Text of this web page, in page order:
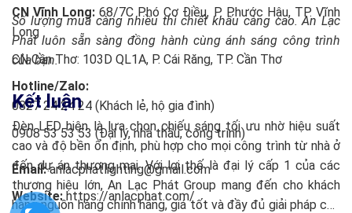
CN Vĩnh Long: 68/7C Phó Cơ Điều, P. Phước Hậu, TP. Vĩnh
Long
CN Cần Thơ: 103D QL1A, P. Cái Răng, TP. Cần Thơ
Hotline/Zalo:
0827 24 24 24 (Khách lẻ, hộ gia đình)
0908 53 53 53 (Đại lý, nhà thầu, công trình)
Email:anlacphatlighting@gmail.com
Website:https://anlacphat.com/
Số lượng mua càng nhiều thì chiết khấu càng cao. An Lạc
Phát luôn sẵn sàng đồng hành cùng ánh sáng công trình
của bạn.
Kết luận
Đèn LED hiện là lựa chọn chiếu sáng tối ưu nhờ hiệu suất
cao và độ bền ổn định, phù hợp cho mọi công trình từ nhà ở
đến dự án thương mại. Với lợi thế là đại lý cấp 1 của các
thương hiệu lớn, An Lạc Phát Group mang đến cho khách
hàng nguồn hàng chính hãng, giá tốt và đầy đủ giải pháp cho